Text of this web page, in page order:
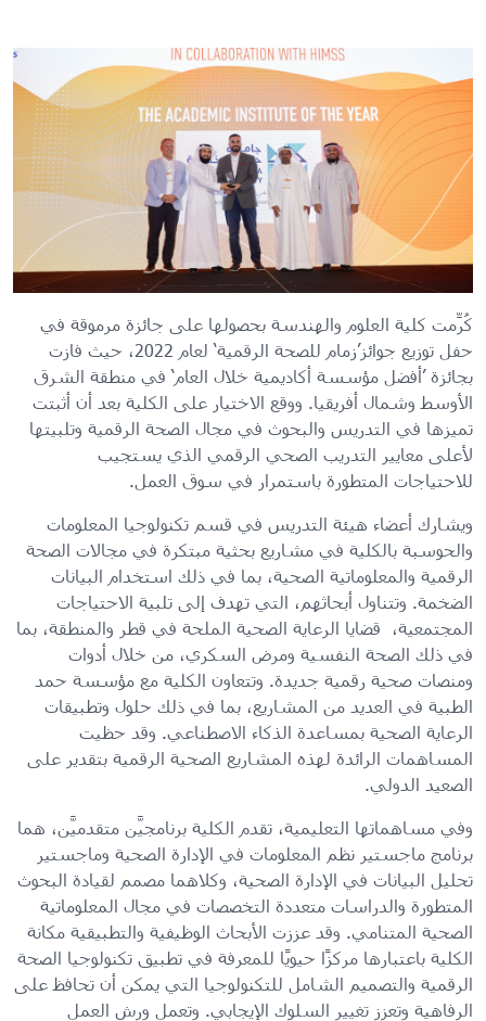
كُرِّمت كلية العلوم والهندسة بحصولها على جائزة مرموقة في
حفل توزيع جوائز’زمام للصحة الرقمية‘ لعام 2022، حيث فازت
بجائزة ’أفضل مؤسسة أكاديمية خلال العام‘ في منطقة الشرق
الأوسط وشمال أفريقيا. ووقع الاختيار على الكلية بعد أن أثبتت
تميزها في التدريس والبحوث في مجال الصحة الرقمية وتلبيتها
لأعلى معايير التدريب الصحي الرقمي الذي يستجيب
للاحتياجات المتطورة باستمرار في سوق العمل.
ويشارك أعضاء هيئة التدريس في قسم تكنولوجيا المعلومات
والحوسبة بالكلية في مشاريع بحثية مبتكرة في مجالات الصحة
الرقمية والمعلوماتية الصحية، بما في ذلك استخدام البيانات
الضخمة. وتتناول أبحاثهم، التي تهدف إلى تلبية الاحتياجات
المجتمعية، قضايا الرعاية الصحية الملحة في قطر والمنطقة، بما
في ذلك الصحة النفسية ومرض السكري، من خلال أدوات
ومنصات صحية رقمية جديدة. وتتعاون الكلية مع مؤسسة حمد
الطبية في العديد من المشاريع، بما في ذلك حلول وتطبيقات
الرعاية الصحية بمساعدة الذكاء الاصطناعي. وقد حظيت
المساهمات الرائدة لهذه المشاريع الصحية الرقمية بتقدير على
الصعيد الدولي.
وفي مساهماتها التعليمية، تقدم الكلية برنامجيَّن متقدميَّن، هما
برنامج ماجستير نظم المعلومات في الإدارة الصحية وماجستير
تحليل البيانات في الإدارة الصحية، وكلاهما مصمم لقيادة البحوث
المتطورة والدراسات متعددة التخصصات في مجال المعلوماتية
الصحية المتنامي. وقد عززت الأبحاث الوظيفية والتطبيقية مكانة
الكلية باعتبارها مركزًا حيويًا للمعرفة في تطبيق تكنولوجيا الصحة
الرقمية والتصميم الشامل للتكنولوجيا التي يمكن أن تحافظ على
الرفاهية وتعزز تغيير السلوك الإيجابي. وتعمل ورش العمل